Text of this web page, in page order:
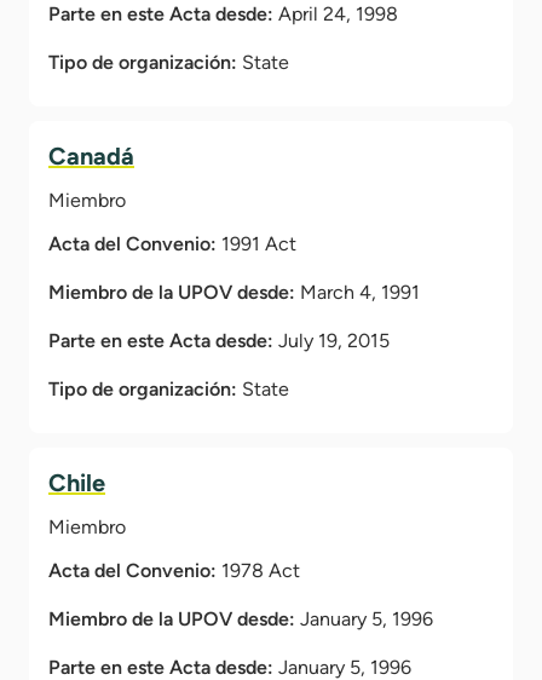
Parte en este Acta desde: April 24, 1998
Tipo de organización: State
Canadá
Miembro
Acta del Convenio: 1991 Act
Miembro de la UPOV desde: March 4, 1991
Parte en este Acta desde: July 19, 2015
Tipo de organización: State
Chile
Miembro
Acta del Convenio: 1978 Act
Miembro de la UPOV desde: January 5, 1996
Parte en este Acta desde: January 5, 1996